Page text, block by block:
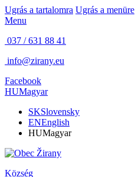
Ugrás a tartalomra Ugrás a menüre
Menu
037 / 631 88 41
info@zirany.eu
Facebook
HUMagyar
SKSlovensky
ENEnglish
HUMagyar
Község